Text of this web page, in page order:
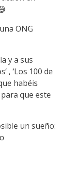
ONG
y a sus
, ‘Los 100 de
habéis
que este
un sueño: